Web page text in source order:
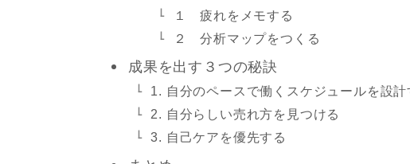
１ 疲れをメモする
２ 分析マップをつくる
成果を出す３つの秘訣
1. 自分のペースで働くスケジュールを設計
2. 自分らしい売れ方を見つける
3. 自己ケアを優先する